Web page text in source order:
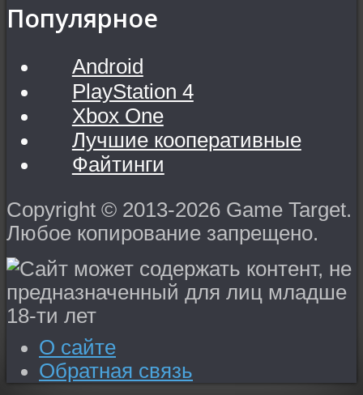
Популярное
Android
PlayStation 4
Xbox One
Лучшие кооперативные
Файтинги
Copyright © 2013-2026 Game Target.
Любое копирование запрещено.
О сайте
Обратная связь